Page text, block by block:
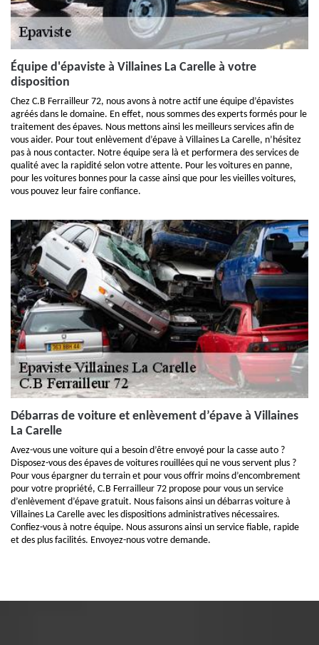
Équipe d'épaviste à Villaines La Carelle à votre
disposition
Chez C.B Ferrailleur 72, nous avons à notre actif une équipe d’épavistes
agréés dans le domaine. En effet, nous sommes des experts formés pour le
traitement des épaves. Nous mettons ainsi les meilleurs services afin de
vous aider. Pour tout enlèvement d’épave à Villaines La Carelle, n’hésitez
pas à nous contacter. Notre équipe sera là et performera des services de
qualité avec la rapidité selon votre attente. Pour les voitures en panne,
pour les voitures bonnes pour la casse ainsi que pour les vieilles voitures,
vous pouvez leur faire confiance.
Débarras de voiture et enlèvement d’épave à Villaines
La Carelle
Avez-vous une voiture qui a besoin d’être envoyé pour la casse auto ?
Disposez-vous des épaves de voitures rouillées qui ne vous servent plus ?
Pour vous épargner du terrain et pour vous offrir moins d’encombrement
pour votre propriété, C.B Ferrailleur 72 propose pour vous un service
d’enlèvement d’épave gratuit. Nous faisons ainsi un débarras voiture à
Villaines La Carelle avec les dispositions administratives nécessaires.
Confiez-vous à notre équipe. Nous assurons ainsi un service fiable, rapide
et des plus facilités. Envoyez-nous votre demande.